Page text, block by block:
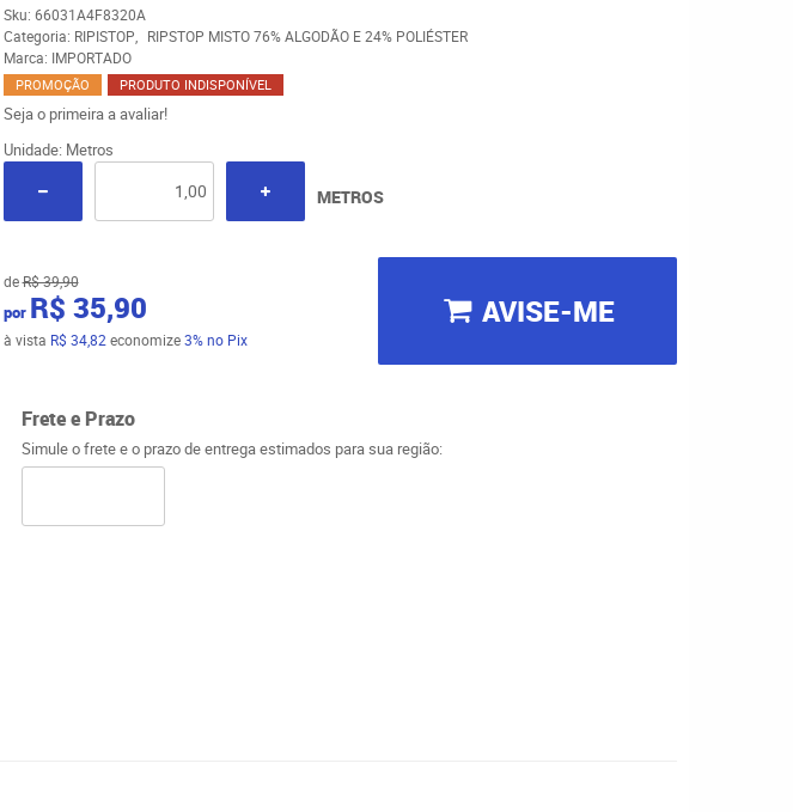
Sku: 66031A4F8320A
Categoria: RIPISTOP
RIPSTOP MISTO 76% ALGODÃO E 24% POLIÉSTER
Marca: IMPORTADO
PROMOÇÃO PRODUTO INDISPONÍVEL
Seja o primeira a avaliar!
Unidade: Metros
METROS
deR$ 39,90
por R$ 35,90
à vista R$ 34,82 economize3% no Pix
AVISE-ME
Frete e Prazo
Simule o frete e o prazo de entrega estimados para sua região: